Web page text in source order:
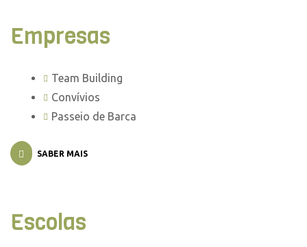
Empresas
Team Building
Convívios
Passeio de Barca
SABER MAIS
Escolas